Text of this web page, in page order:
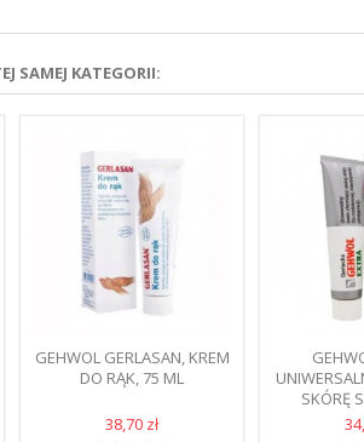
SAMEJ KATEGORII:
GEHWOL GERLASAN, KREM
DO RĄK, 75 ML
38,70 zł
SKÓRĘ